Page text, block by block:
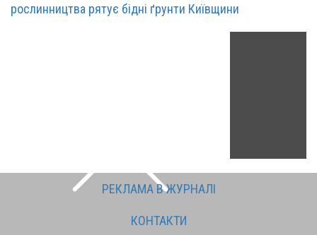
рослинництва рятує бідні ґрунти Київщини
РЕКЛАМА В ЖУРНАЛІ
КОНТАКТИ